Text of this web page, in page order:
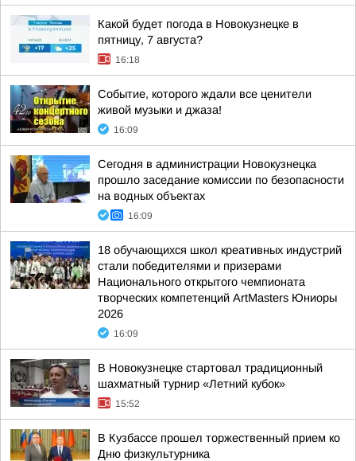
Какой будет погода в Новокузнецке в
пятницу, 7 августа?
16:18
Событие, которого ждали все ценители
живой музыки и джаза!
16:09
Сегодня в администрации Новокузнецка
прошло заседание комиссии по безопасности
на водных объектах
16:09
18 обучающихся школ креативных индустрий
стали победителями и призерами
Национального открытого чемпионата
творческих компетенций ArtMasters Юниоры
2026
16:09
В Новокузнецке стартовал традиционный
шахматный турнир «Летний кубок»
15:52
В Кузбассе прошел торжественный прием ко
Дню физкультурника